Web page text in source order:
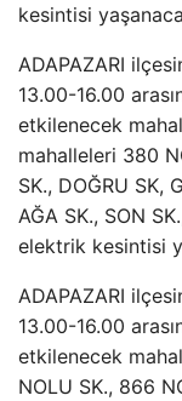
kesintisi
ADAPAZARI
13.00-16.00
etkilenecek
mahalleleri 380
SK., DOĞRU SK,
AĞA SK., SON
elektrik kesintisi
ADAPAZARI
13.00-16.00
etkilenecek
NOLU SK., 866